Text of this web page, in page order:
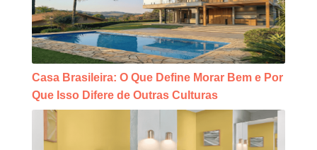
Casa Brasileira: O Que Define Morar Bem e Por
Que Isso Difere de Outras Culturas